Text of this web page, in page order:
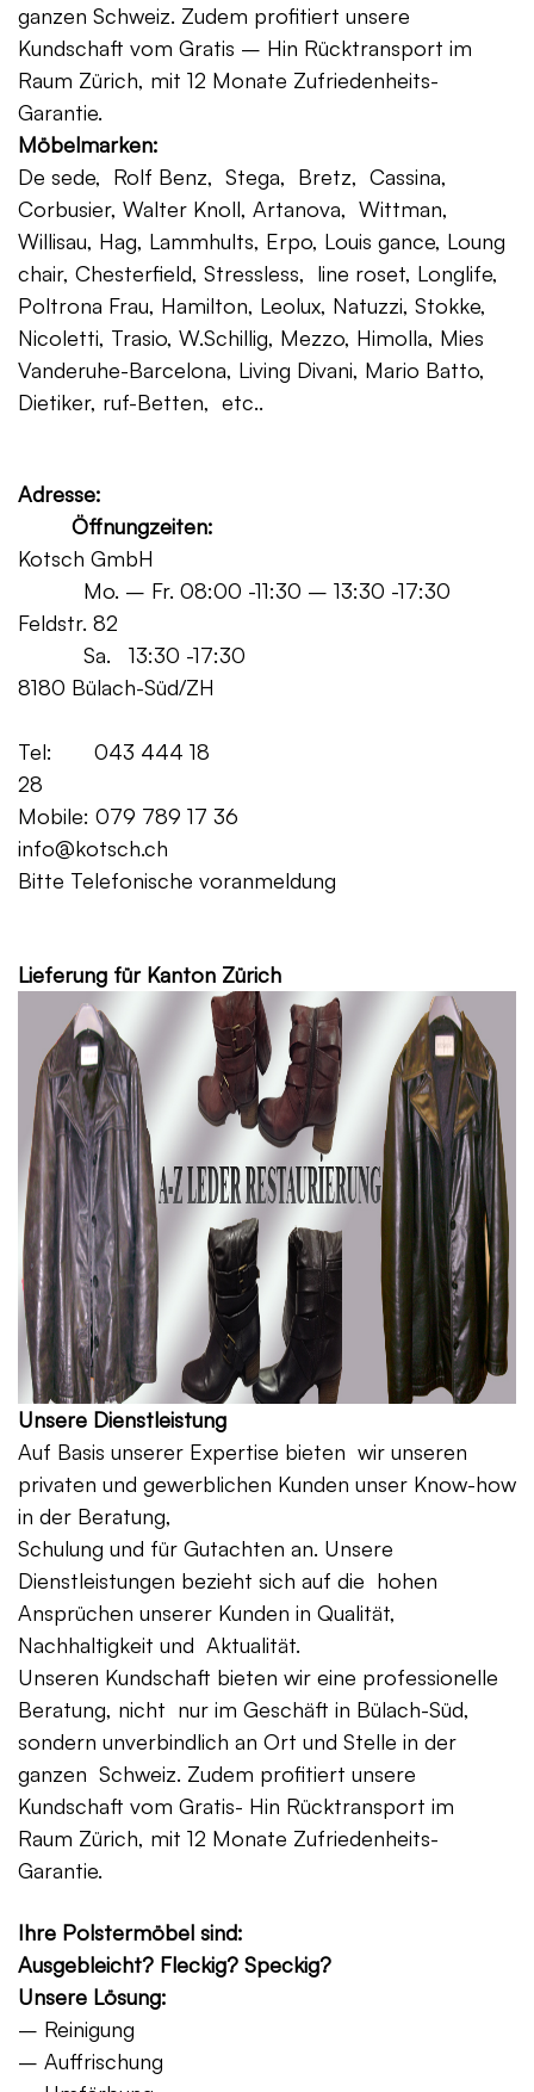
ganzen Schweiz. Zudem profitiert unsere
Kundschaft vom Gratis – Hin Rücktransport im
Raum Zürich, mit 12 Monate Zufriedenheits-
Garantie.
Möbelmarken:
De sede, Rolf Benz, Stega, Bretz, Cassina,
Corbusier, Walter Knoll, Artanova, Wittman,
Willisau, Hag, Lammhults, Erpo, Louis gance, Loung
chair, Chesterfield, Stressless, line roset, Longlife,
Poltrona Frau, Hamilton, Leolux, Natuzzi, Stokke,
Nicoletti, Trasio, W.Schillig, Mezzo, Himolla, Mies
Vanderuhe-Barcelona, Living Divani, Mario Batto,
Dietiker, ruf-Betten, etc..
Adresse:
Öffnungzeiten:
Kotsch GmbH
Mo. – Fr. 08:00 -11:30 – 13:30 -17:30
Feldstr. 82
Sa. 13:30 -17:30
8180 Bülach-Süd/ZH
Tel: 043 444 18
28
Mobile: 079 789 17 36
info@kotsch.ch
Bitte Telefonische voranmeldung
Lieferung für Kanton Zürich
Unsere Dienstleistung
Auf Basis unserer Expertise bieten wir unseren
privaten und gewerblichen Kunden unser Know-how
in der Beratung,
Schulung und für Gutachten an. Unsere
Dienstleistungen bezieht sich auf die hohen
Ansprüchen unserer Kunden in Qualität,
Nachhaltigkeit und Aktualität.
Unseren Kundschaft bieten wir eine professionelle
Beratung, nicht nur im Geschäft in Bülach-Süd,
sondern unverbindlich an Ort und Stelle in der
ganzen Schweiz. Zudem profitiert unsere
Kundschaft vom Gratis- Hin Rücktransport im
Raum Zürich, mit 12 Monate Zufriedenheits-
Garantie.
Ihre Polstermöbel sind:
Ausgebleicht? Fleckig? Speckig?
Unsere Lösung:
– Reinigung
– Auffrischung